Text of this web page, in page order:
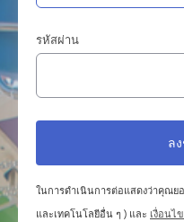
รหัสผ่าน
ในการดำเนินการต่อแสดงว่าคุณย
และเทคโนโลยีอื่น ๆ ) และ เงื่อนไ